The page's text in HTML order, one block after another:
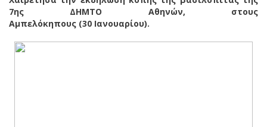
7ης ΔΗΜΤΟ Αθηνών, στους
Αμπελόκηπους (30 Ιανουαρίου).